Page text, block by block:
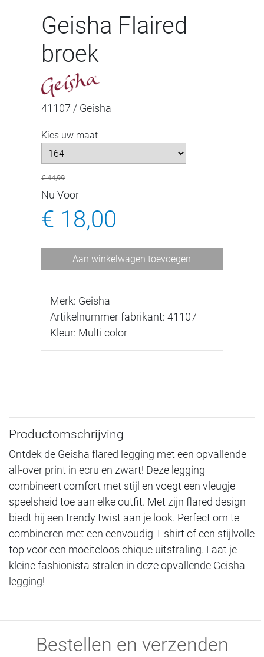
Geisha Flaired
broek
41107 / Geisha
Kies uw maat
€ 44,99
Nu Voor
€ 18,00
Aan winkelwagen toevoegen
Merk: Geisha
Artikelnummer fabrikant: 41107
Kleur: Multi color
Productomschrijving
Ontdek de Geisha flared legging met een opvallende
all-over print in ecru en zwart! Deze legging
combineert comfort met stijl en voegt een vleugje
speelsheid toe aan elke outfit. Met zijn flared design
biedt hij een trendy twist aan je look. Perfect om te
combineren met een eenvoudig T-shirt of een stijlvolle
top voor een moeiteloos chique uitstraling. Laat je
kleine fashionista stralen in deze opvallende Geisha
legging!
Bestellen en verzenden